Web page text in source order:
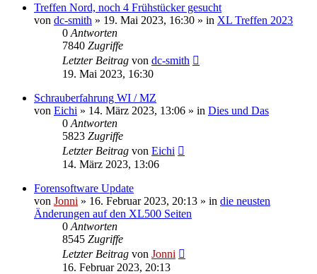
Treffen Nord, noch 4 Frühstücker gesucht
von dc-smith » 19. Mai 2023, 16:30 » in XL Treffen 2023
0 Antworten
7840 Zugriffe
Letzter Beitrag von dc-smith
19. Mai 2023, 16:30
Schrauberfahrung WI / MZ
von Eichi » 14. März 2023, 13:06 » in Dies und Das
0 Antworten
5823 Zugriffe
Letzter Beitrag von Eichi
14. März 2023, 13:06
Forensoftware Update
von Jonni » 16. Februar 2023, 20:13 » in die neusten
Änderungen auf den XL500 Seiten
0 Antworten
8545 Zugriffe
Letzter Beitrag von Jonni
16. Februar 2023, 20:13